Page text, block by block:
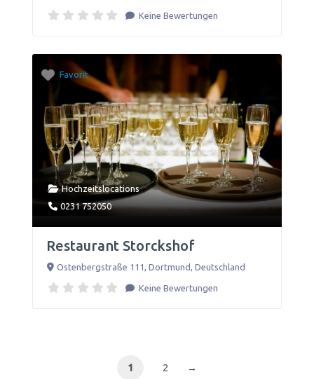
Keine Bewertungen
Favorit
Hochzeitslocations
0231 752050
Restaurant Storckshof
Ostenbergstraße 111, Dortmund, Deutschland
Keine Bewertungen
1 2 →